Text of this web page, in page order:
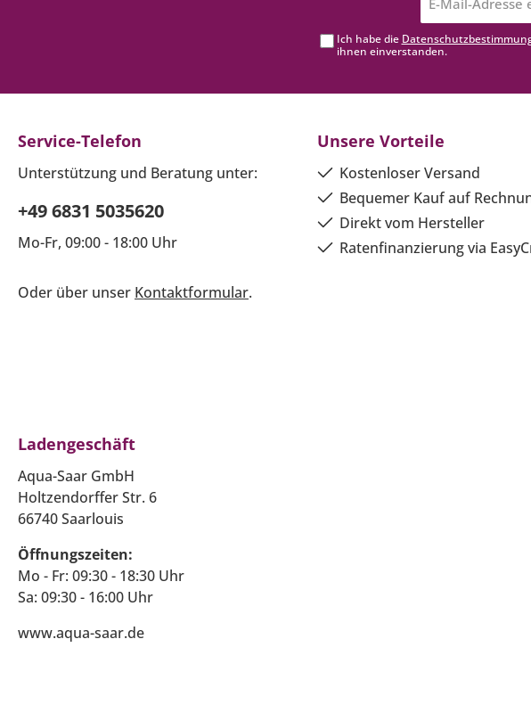
Ich habe die
ihnen einverstanden.
Service-Telefon
Unterstützung und Beratung unter:
+49 6831 5035620
Mo-Fr, 09:00 - 18:00 Uhr
Oder über unser Kontaktformular.
Unsere Vorteile
Kostenloser Versand
Bequemer Kauf auf
Direkt vom Hersteller
Ratenfinanzierung via
Ladengeschäft
Aqua-Saar GmbH
Holtzendorffer Str. 6
66740 Saarlouis
Öffnungszeiten:
Mo - Fr: 09:30 - 18:30 Uhr
Sa: 09:30 - 16:00 Uhr
www.aqua-saar.de